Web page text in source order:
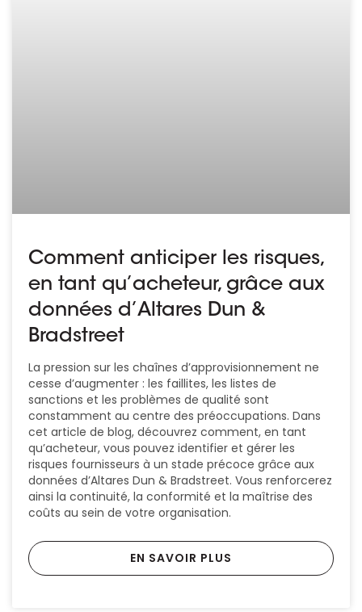
Comment anticiper les risques,
en tant qu’acheteur, grâce aux
données d’Altares Dun &
Bradstreet
La pression sur les chaînes d’approvisionnement ne
cesse d’augmenter : les faillites, les listes de
sanctions et les problèmes de qualité sont
constamment au centre des préoccupations. Dans
cet article de blog, découvrez comment, en tant
qu’acheteur, vous pouvez identifier et gérer les
risques fournisseurs à un stade précoce grâce aux
données d’Altares Dun & Bradstreet. Vous renforcerez
ainsi la continuité, la conformité et la maîtrise des
coûts au sein de votre organisation.
EN SAVOIR PLUS